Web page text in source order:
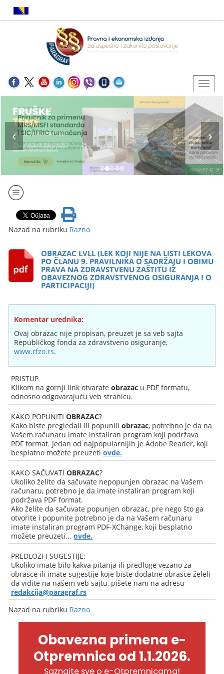
Nazad na rubriku Razno
OBRAZAC LVLL (LEK KOJI NIJE NA LISTI LEKOVA
PO ČLANU 9. PRAVILNIKA O SADRŽAJU I OBIMU
PRAVA NA ZDRAVSTVENU ZAŠTITU IZ
OBAVEZNOG ZDRAVSTVENOG OSIGURANJA I O
PARTICIPACIJI)
Komentar urednika:
Ovaj obrazac nije propisan, preuzet je sa veb sajta
Republičkog fonda za zdravstveno osiguranje,
www.rfzo.rs.
PRISTUP
Klikom na gornji link otvarateobrazac u PDF formatu,
odnosno odgovarajuću veb stranicu.
KAKO POPUNITIOBRAZAC?
Kako biste pregledali ili popuniliobrazac, potrebno je da na
Vašem računaru imate instaliran program koji podržava
PDF format. Jedan od najpopularnijih je Adobe Reader, koji
besplatno možete preuzetiovde.
KAKO SAČUVATIOBRAZAC?
Ukoliko želite da sačuvate nepopunjen obrazac na Vašem
računaru, potrebno je da imate instaliran program koji
podržava PDF format.
Ako želite da sačuvate popunjen obrazac, pre nego što ga
otvorite i popunite potrebno je da na Vašem računaru
imate instaliran program PDF-XChange, koji besplatno
možete preuzeti...ovde.
PREDLOZI I SUGESTIJE:
Ukoliko imate bilo kakva pitanja ili predloge vezano za
obrasce ili imate sugestije koje biste dodatne obrasce želeli
da vidite na našem veb sajtu, pišete nam na adresu
redakcija@paragraf.rs
Nazad na rubriku Razno
Obavezna primena e-
Otpremnica od 1.1.2026.
Saznajte sve o e-Otpremnicama!